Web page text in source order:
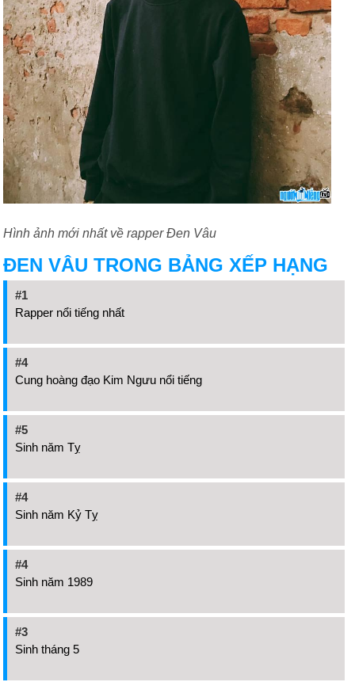
Hình ảnh mới nhất về rapper Đen Vâu
ĐEN VÂU TRONG BẢNG XẾP HẠNG
#1
Rapper nổi tiếng nhất
#4
Cung hoàng đạo Kim Ngưu nổi tiếng
#5
Sinh năm Tỵ
#4
Sinh năm Kỷ Tỵ
#4
Sinh năm 1989
#3
Sinh tháng 5